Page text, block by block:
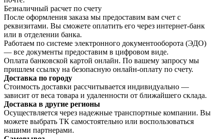
Безналичный расчет по счету
После оформления заказа мы предоставим вам счет с
реквизитами. Вы сможете оплатить его через интернет-банк
или в отделении банка.
Работаем по системе электронного документооборота (ЭДО)
— все документы предоставим в цифровом виде.
Оплата банковской картой онлайн. По вашему запросу мы
пришлем ссылку на безопасную онлайн-оплату по счету.
Доставка по городу
Стоимость доставки рассчитывается индивидуально —
зависит от веса товара и удаленности от ближайшего склада.
Доставка в другие регионы
Осуществляется через надежные транспортные компании. Вы
можете выбрать ТК самостоятельно или воспользоваться
нашими партнерами.